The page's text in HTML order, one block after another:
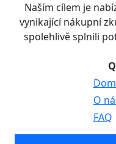
Naším cílem je
vynikající nákupní
spolehlivě splnili
O
FAQ